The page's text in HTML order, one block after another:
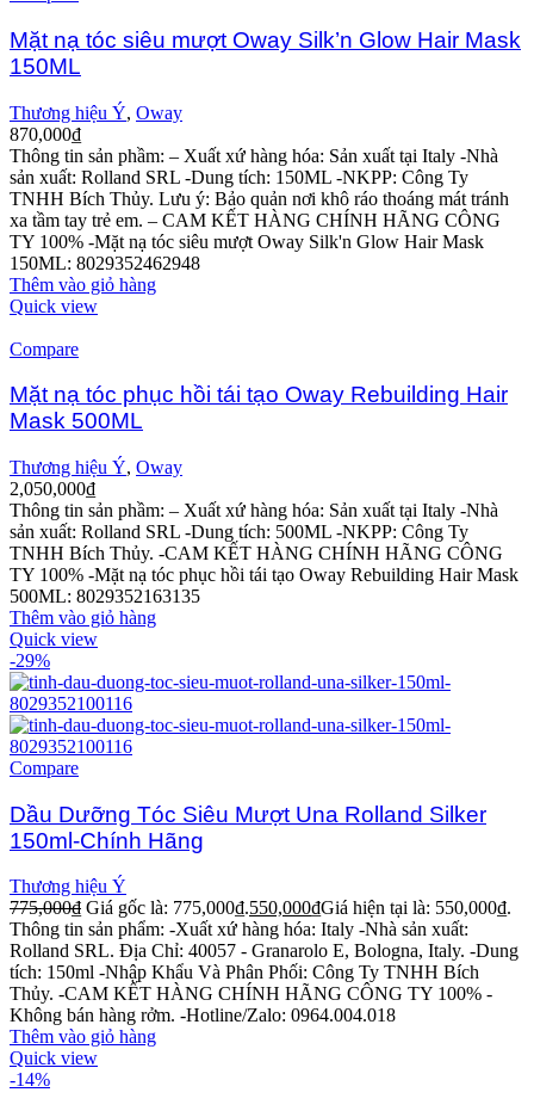
Mặt nạ tóc siêu mượt Oway Silk’n Glow Hair Mask
150ML
Thương hiệu Ý, Oway
870,000₫
Thông tin sản phầm: – Xuất xứ hàng hóa: Sản xuất tại Italy -Nhà
sản xuất: Rolland SRL -Dung tích: 150ML -NKPP: Công Ty
TNHH Bích Thủy. Lưu ý: Bảo quản nơi khô ráo thoáng mát tránh
xa tầm tay trẻ em. – CAM KẾT HÀNG CHÍNH HÃNG CÔNG
TY 100% -Mặt nạ tóc siêu mượt Oway Silk'n Glow Hair Mask
150ML: 8029352462948
Thêm vào giỏ hàng
Quick view
Compare
Mặt nạ tóc phục hồi tái tạo Oway Rebuilding Hair
Mask 500ML
Thương hiệu Ý, Oway
2,050,000₫
Thông tin sản phầm: – Xuất xứ hàng hóa: Sản xuất tại Italy -Nhà
sản xuất: Rolland SRL -Dung tích: 500ML -NKPP: Công Ty
TNHH Bích Thủy. -CAM KẾT HÀNG CHÍNH HÃNG CÔNG
TY 100% -Mặt nạ tóc phục hồi tái tạo Oway Rebuilding Hair Mask
500ML: 8029352163135
Thêm vào giỏ hàng
Quick view
-29%
Compare
Dầu Dưỡng Tóc Siêu Mượt Una Rolland Silker
150ml-Chính Hãng
Thương hiệu Ý
775,000₫ Giá gốc là: 775,000₫.550,000₫Giá hiện tại là: 550,000₫.
Thông tin sản phẩm: -Xuất xứ hàng hóa: Italy -Nhà sản xuất:
Rolland SRL. Địa Chỉ: 40057 - Granarolo E, Bologna, Italy. -Dung
tích: 150ml -Nhập Khẩu Và Phân Phối: Công Ty TNHH Bích
Thủy. -CAM KẾT HÀNG CHÍNH HÃNG CÔNG TY 100% -
Không bán hàng rởm. -Hotline/Zalo: 0964.004.018
Thêm vào giỏ hàng
Quick view
-14%